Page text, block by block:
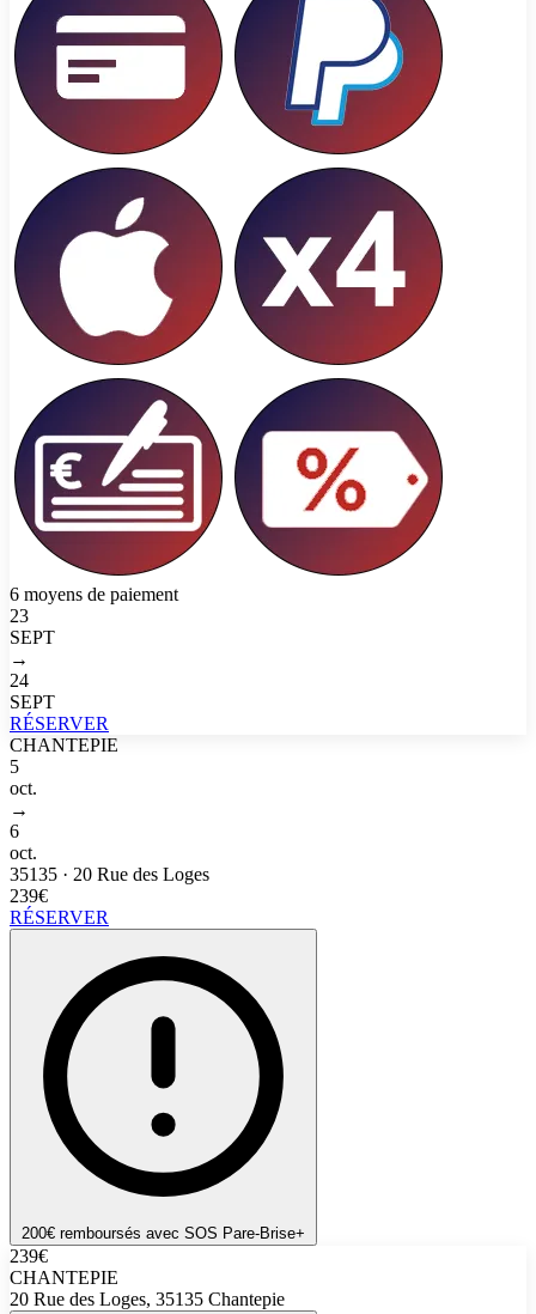
6 moyens de paiement
23
SEPT
→
24
SEPT
RÉSERVER
CHANTEPIE
5
oct.
→
6
oct.
35135 · 20 Rue des Loges
239€
RÉSERVER
200€ remboursés avec SOS Pare-Brise+
239€
CHANTEPIE
20 Rue des Loges, 35135 Chantepie